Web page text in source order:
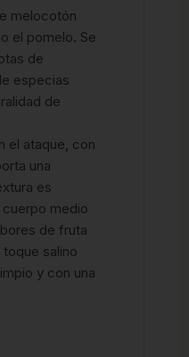
melocotón
el pomelo. Se
de
especias
de
el ataque, con
una
es
medio
de fruta
salino
y con una